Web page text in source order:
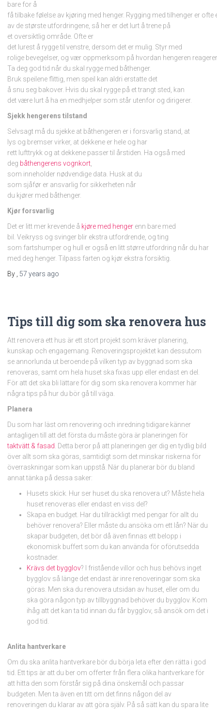
bare for å
få tilbake følelse av kjøring med henger. Rygging med tilhenger er ofte
av de største utfordringene, så her er det lurt å trene på
et oversiktlig område. Ofte er
det lurest å rygge til venstre, dersom det er mulig. Styr med
rolige bevegelser, og vær oppmerksom på hvordan hengeren
Ta deg god tid når du skal rygge med båthenger.
Bruk speilene flittig, men speil kan aldri erstatte det
å snu seg bakover. Hvis du skal rygge på et trangt sted, kan
det være lurt å ha en medhjelper som står utenfor og dirigerer.
Sjekk hengerens tilstand
Selvsagt må du sjekke at båthengeren er i forsvarlig stand, at
lys og bremser virker, at dekkene er hele og har
rett lufttrykk og at dekkene passer til årstiden. Ha også med
deg båthengerens vognkort
som inneholder nødvendige data. Husk at du
som sjåfør er ansvarlig for sikkerheten når
du kjører med båthenger.
Kjør forsvarlig
Det er litt mer krevende å kjøre med henger enn bare med
bil. Veikryss og svinger blir ekstra utfordrende, og ting
som fartshumper og hull er også en litt større utfordring når du har
med deg henger. Tilpass farten og kjør ekstra forsiktig.
By
57 years ago
Tips till dig som ska renovera hus
Att renovera ett hus är ett stort projekt som kräver planering,
kunskap och engagemang. Renoveringsprojektet kan dessutom
se annorlunda ut beroende på vilken typ av byggnad som ska
renoveras, samt om hela huset ska fixas upp eller endast en del.
För att det ska bli lättare för dig som ska renovera kommer här
några tips på hur du bör gå till väga.
Planera
Du som har läst om renovering och inredning tidigare känner
antagligen till att det första du måste göra är planeringen för
taktvätt & fasad . Detta beror på att planeringen ger dig en tydlig bild
över allt som ska göras, samtidigt som det minskar riskerna för
överraskningar som kan uppstå. När du planerar bör du bland
annat tänka på dessa saker:
Husets skick. Hur ser huset du ska renovera ut? Måste hela
huset renoveras eller endast en viss del?
Skapa en budget. Har du tillräckligt med pengar för allt du
behöver renovera? Eller måste du ansöka om ett lån? När du
skapar budgeten, det bör då även finnas ett belopp i
ekonomisk buffert som du kan använda för oförutsedda
kostnader.
Krävs det bygglov? I fristående villor och hus behövs inget
bygglov så länge det endast är inre renoveringar som ska
göras. Men ska du renovera utsidan av huset, eller om du
ska göra någon typ av tillbyggnad behöver du bygglov. Kom
ihåg att det kan ta tid innan du får bygglov, så ansök om det i
god tid.
Anlita hantverkare
Om du ska anlita hantverkare bör du börja leta efter den rätta i god
tid. Ett tips är att du ber om offerter från flera olika hantverkare för
att hitta den som förstår sig på dina önskemål och passar
budgeten. Men ta även en titt om det finns någon del av
renoveringen du klarar av att göra själv. På så sätt kan du spara lite